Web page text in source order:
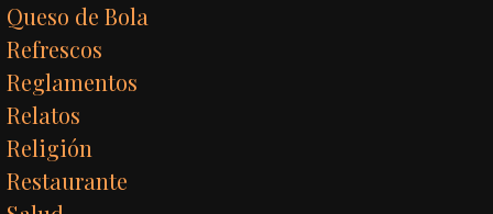
Queso de Bola
Refrescos
Reglamentos
Relatos
Religión
Restaurante